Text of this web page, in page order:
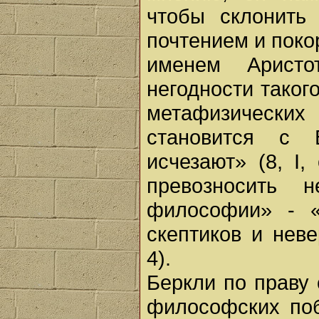
чтобы
почтением и
именем
негодности
становится с
исчезают» (8, I,
превозносить
философии» -
скептиков и
4).
Беркли по
философских